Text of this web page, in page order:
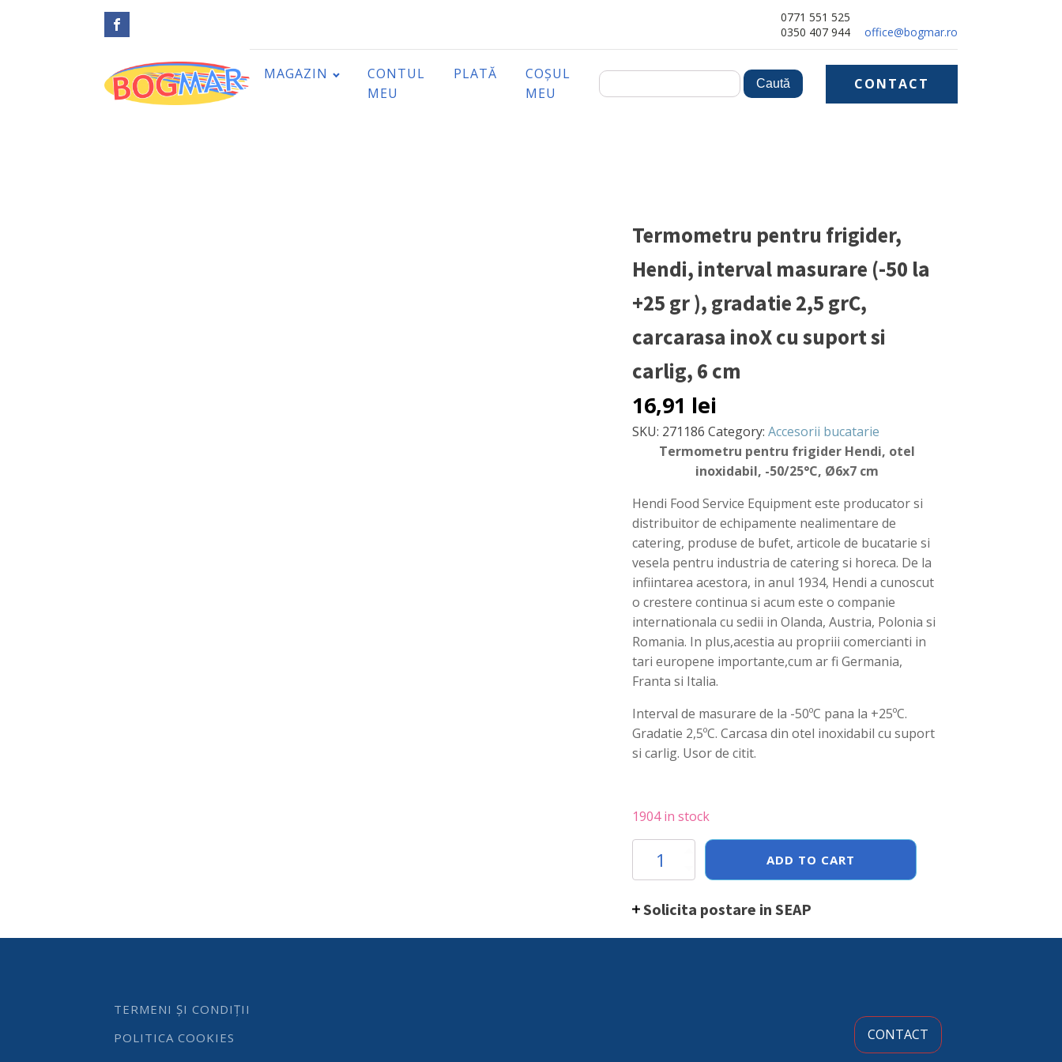
0771 551 525
0350 407 944
office@bogmar.ro
MAGAZIN
CONTUL
MEU
PLATĂ
COȘUL
MEU
CONTACT
Termometru pentru frigider,
Hendi, interval masurare (-50 la
+25 gr ), gradatie 2,5 grC,
carcarasa inoX cu suport si
carlig, 6 cm
16,91 lei
SKU: 271186 Category: Accesorii bucatarie
Termometru pentru frigider Hendi, otel
inoxidabil, -50/25°C, Ø6x7 cm
Hendi Food Service Equipment este producator si
distribuitor de echipamente nealimentare de
catering, produse de bufet, articole de bucatarie si
vesela pentru industria de catering si horeca. De la
infiintarea acestora, in anul 1934, Hendi a cunoscut
o crestere continua si acum este o companie
internationala cu sedii in Olanda, Austria, Polonia si
Romania. In plus,acestia au propriii comercianti in
tari europene importante,cum ar fi Germania,
Franta si Italia.
Interval de masurare de la -50ºC pana la +25ºC.
Gradatie 2,5ºC. Carcasa din otel inoxidabil cu suport
si carlig. Usor de citit.
1904 in stock
Termometru
pentru
frigider,
interval
ADD TO CART
Solicita postare in SEAP
TERMENI ȘI CONDIȚII
POLITICA COOKIES
CONTACT